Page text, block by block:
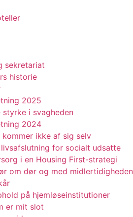
sekretariat
historie
2025
styrke i svagheden
2024
kommer ikke af sig selv
for socialt udsatte
i en Housing First-strategi
om dør og med midlertidigheden
på hjemløseinstitutioner
er mit slot